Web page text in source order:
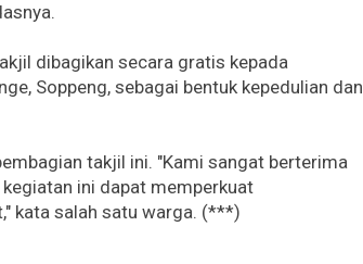
dibagikan secara gratis kepada
Soppeng, sebagai bentuk kepedulian dan
takjil ini. "Kami sangat berterima
ini dapat memperkuat
kata salah satu warga. (***)